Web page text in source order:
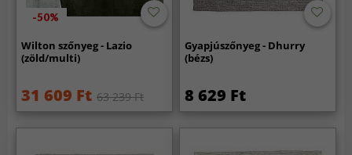
-50%
Wilton szőnyeg - Lazio
(zöld/multi)
31 609 Ft 63 239 Ft
Gyapjúszőnyeg - Dhurry
(bézs)
8 629 Ft